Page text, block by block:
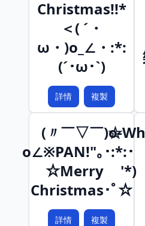
Christmas!!*
＜( ´・
ω・)o_∠・:*:
(´･ω･`)
詳情 複製
(〃￣▽￣)o-
o∠※PAN!"｡･:*:･ﾟ
☆Merry
Christmas･ﾟ☆
詳情 複製
'*)